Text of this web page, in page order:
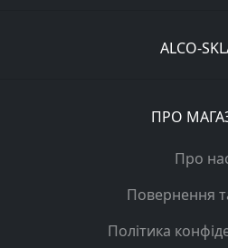
ALCO-
ПРО
Про
Повернення
Політика